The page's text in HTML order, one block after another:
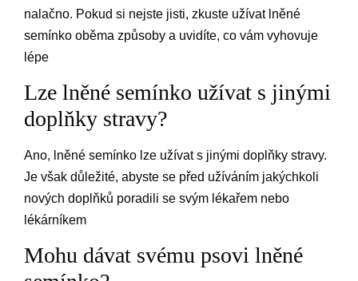
nalačno. Pokud si nejste jisti, zkuste užívat lněné
semínko oběma způsoby a uvidíte, co vám vyhovuje
lépe
Lze lněné semínko užívat s jinými
doplňky stravy?
Ano, lněné semínko lze užívat s jinými doplňky stravy.
Je však důležité, abyste se před užíváním jakýchkoli
nových doplňků poradili se svým lékařem nebo
lékárníkem
Mohu dávat svému psovi lněné